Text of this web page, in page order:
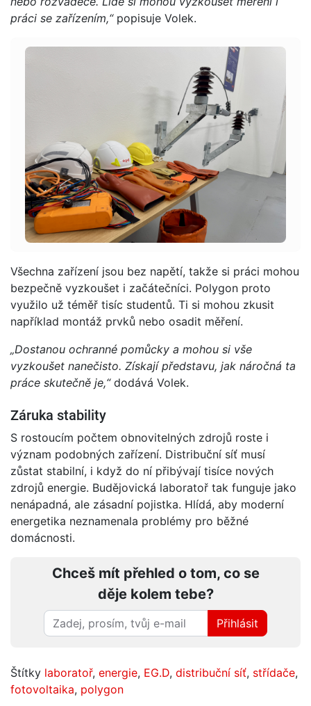
práci se zařízením,“popisuje Volek.
Všechna zařízení jsou bez napětí, takže si práci mohou
bezpečně vyzkoušet i začátečníci. Polygon proto
využilo už téměř tisíc studentů. Ti si mohou zkusit
například montáž prvků nebo osadit měření.
„Dostanou ochranné pomůcky a mohou si vše
vyzkoušet nanečisto. Získají představu, jak náročná ta
práce skutečně je,“dodává Volek.
Záruka stability
S rostoucím počtem obnovitelných zdrojů roste i
význam podobných zařízení. Distribuční síť musí
zůstat stabilní, i když do ní přibývají tisíce nových
zdrojů energie. Budějovická laboratoř tak funguje jako
nenápadná, ale zásadní pojistka. Hlídá, aby moderní
energetika neznamenala problémy pro běžné
domácnosti.
Chceš mít přehled o tom, co se
děje kolem tebe?
Přihlásit
Štítky laboratoř, energie, EG.D, distribuční síť, střídače,
fotovoltaika, polygon